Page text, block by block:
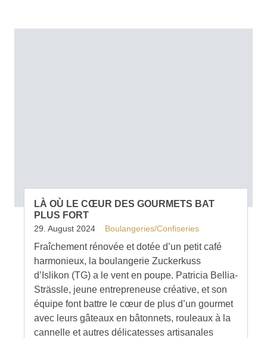
LÀ OÙ LE CŒUR DES GOURMETS BAT
PLUS FORT
29. August 2024 Boulangeries/Confiseries
Fraîchement rénovée et dotée d’un petit café
harmonieux, la boulangerie Zuckerkuss
d’Islikon (TG) a le vent en poupe. Patricia Bellia-
Strässle, jeune entrepreneuse créative, et son
équipe font battre le cœur de plus d’un gourmet
avec leurs gâteaux en bâtonnets, rouleaux à la
cannelle et autres délicatesses artisanales